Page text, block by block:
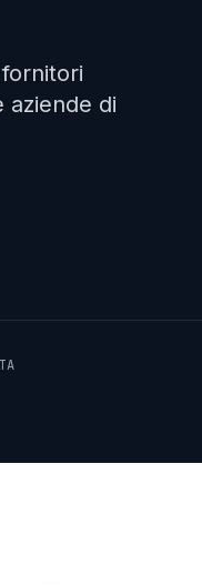
aziende di